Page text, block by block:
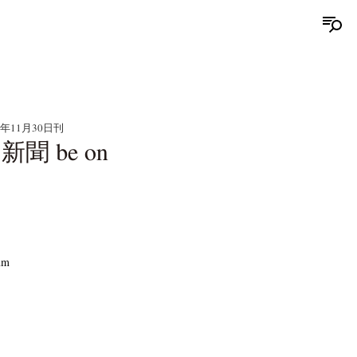
11月30日刊
聞 be on